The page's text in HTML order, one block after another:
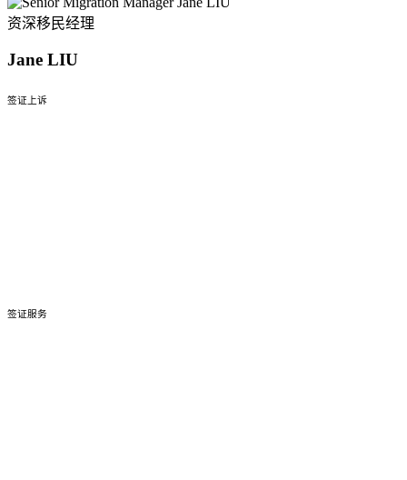
资深移民经理
Jane LIU
签证上诉
签证服务